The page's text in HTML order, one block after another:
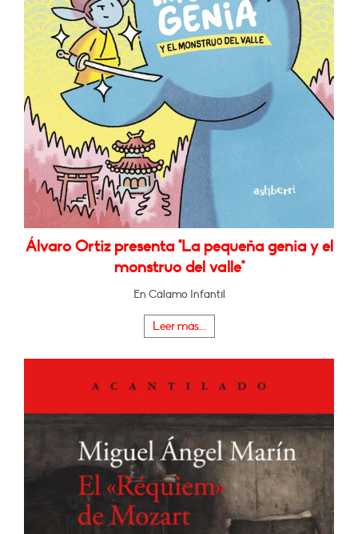
Álvaro Ortiz presenta "La pequeña genia y el
monstruo del valle"
En Cálamo Infantil
Leer más...